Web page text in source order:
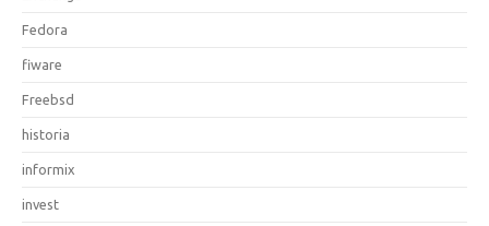
Fedora
fiware
Freebsd
historia
informix
invest